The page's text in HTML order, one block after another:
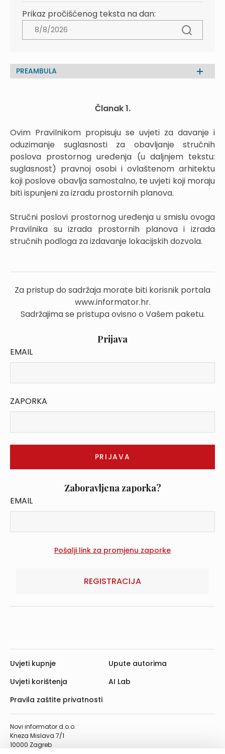
Prikaz pročišćenog teksta na dan:
PREAMBULA
Članak 1.
Ovim Pravilnikom propisuju se uvjeti za davanje i
oduzimanje suglasnosti za obavljanje stručnih
poslova prostornog uređenja (u daljnjem tekstu:
suglasnost) pravnoj osobi i ovlaštenom arhitektu
koji poslove obavlja samostalno, te uvjeti koji moraju
biti ispunjeni za izradu prostornih planova.
Stručni poslovi prostornog uređenja u smislu ovoga
Pravilnika su izrada prostornih planova i izrada
stručnih podloga za izdavanje lokacijskih dozvola.
Za pristup do sadržaja morate biti korisnik portala
www.informator.hr.
Sadržajima se pristupa ovisno o Vašem paketu.
Prijava
EMAIL
ZAPORKA
Zaboravljena zaporka?
EMAIL
REGISTRACIJA
Novi informator d.o.o.
Kneza Mislava 7/1
10000 Zagreb
Uvjeti kupnje
Uvjeti korištenja
Pravila zaštite privatnosti
Upute autorima
AI Lab